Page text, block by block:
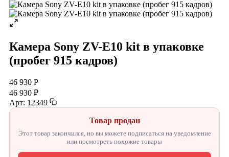
Камера Sony ZV-E10 kit в упаковке
(пробег 915 кадров)
46 930 Р
46 930 ₽
Арт: 12349
Товар продан
Этот товар закончился, но вы можете подписаться на уведомление
или посмотреть похожие товары